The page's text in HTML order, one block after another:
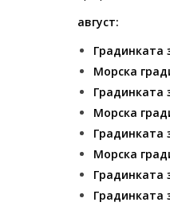
август:
Градинката
Морска
Градинката
Морска
Градинката
Морска
Градинката
Градинката